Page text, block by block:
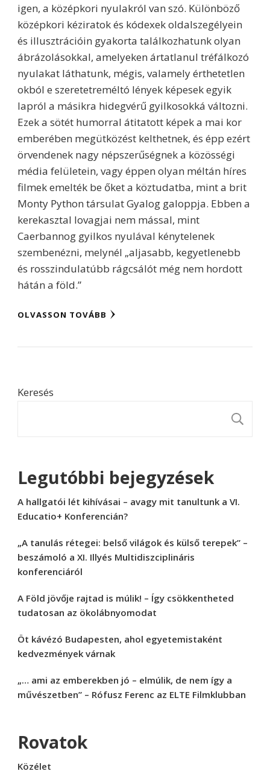
igen, a középkori nyulakról van szó. Különböző
középkori kéziratok és kódexek oldalszegélyein
és illusztrációin gyakorta találkozhatunk olyan
ábrázolásokkal, amelyeken ártatlanul tréfálkozó
nyulakat láthatunk, mégis, valamely érthetetlen
okból e szeretetreméltó lények képesek egyik
lapról a másikra hidegvérű gyilkosokká változni.
Ezek a sötét humorral átitatott képek a mai kor
emberében megütközést kelthetnek, és épp ezért
örvendenek nagy népszerűségnek a közösségi
média felületein, vagy éppen olyan méltán híres
filmek emelték be őket a köztudatba, mint a brit
Monty Python társulat Gyalog galoppja. Ebben a
kerekasztal lovagjai nem mással, mint
Caerbannog gyilkos nyulával kénytelenek
szembenézni, melynél „aljasabb, kegyetlenebb
és rosszindulatúbb rágcsálót még nem hordott
hátán a föld.”
OLVASSON TOVÁBB
Keresés
Legutóbbi bejegyzések
A hallgatói lét kihívásai – avagy mit tanultunk a VI.
Educatio+ Konferencián?
„A tanulás rétegei: belső világok és külső terepek” –
beszámoló a XI. Illyés Multidiszciplináris
konferenciáról
A Föld jövője rajtad is múlik! – Így csökkentheted
tudatosan az ökolábnyomodat
Öt kávézó Budapesten, ahol egyetemistaként
kedvezmények várnak
„… ami az emberekben jó – elmúlik, de nem így a
művészetben” – Rófusz Ferenc az ELTE Filmklubban
Rovatok
Közélet